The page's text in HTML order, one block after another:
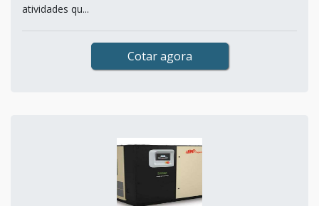
atividades qu...
Cotar agora